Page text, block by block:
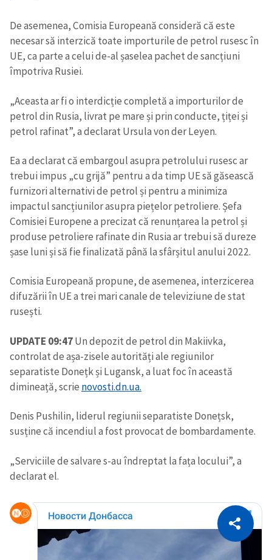
Copiază Link
De asemenea, Comisia Europeană consideră că este
necesar să interzică toate importurile de petrol rusesc în
UE, ca parte a celui de-al șaselea pachet de sancțiuni
împotriva Rusiei.
„Aceasta ar fi o interdicție completă a importurilor de
petrol din Rusia, livrat pe mare și prin conducte, țiței și
petrol rafinat”, a declarat Ursula von der Leyen.
Ea a declarat că embargoul asupra petrolului rusesc ar
trebui impus „cu grijă” pentru a da timp UE să găsească
furnizori alternativi de petrol și pentru a minimiza
impactul sancțiunilor asupra piețelor petroliere. Șefa
Comisiei Europene a precizat că renunțarea la petrol și
produse petroliere rafinate din Rusia ar trebui să dureze
șase luni și să fie finalizată până la sfârșitul anului 2022.
Comisia Europeană propune, de asemenea, interzicerea
difuzării în UE a trei mari canale de televiziune de stat
rusești.
UPDATE 09:47Un depozit de petrol din Makiivka,
controlat de așa-zisele autorități ale regiunilor
separatiste Donețk și Lugansk, a luat foc în această
dimineață, scrie novosti.dn.ua.
Denis Pushilin, liderul regiunii separatiste Donețsk,
susține că incendiul a fost provocat de bombardamente.
„Serviciile de salvare s-au îndreptat la fața locului”, a
declarat el.
Citește articolul
CITEȘTE